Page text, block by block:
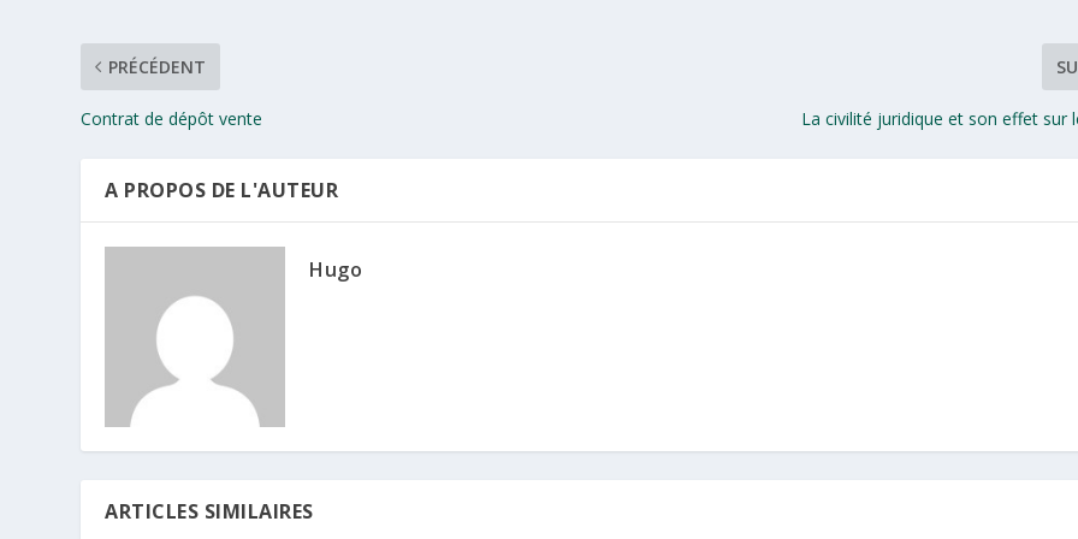
PRÉCÉDENT
Contrat de dépôt vente La civilité juridique et son effet sur
A PROPOS DE L'AUTEUR
Hugo
ARTICLES SIMILAIRES